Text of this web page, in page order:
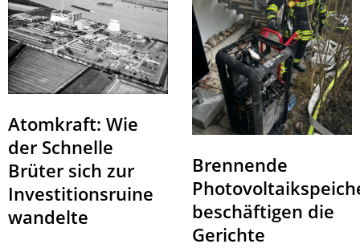
Atomkraft: Wie
der Schnelle
Brüter sich zur
Investitionsruine
wandelte
Brennende
beschäftigen die
Gerichte